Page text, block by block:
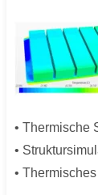
• Thermische
•
•